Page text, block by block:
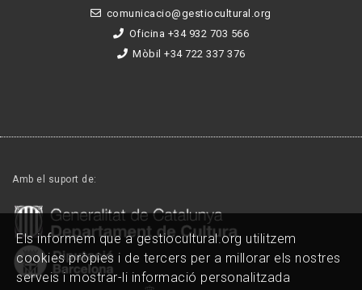
comunicacio@gestiocultural.org
Oficina +34 932 703 566
Mòbil +34 722 337 376
Amb el suport de:
Els informem que a gestiocultural.org utilitzem
cookies pròpies i de tercers per a millorar els nostres
serveis i mostrar-li informació personalitzada